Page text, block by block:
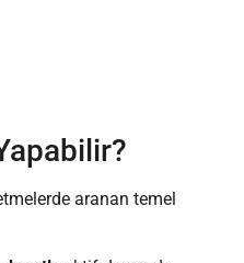
aranan temel